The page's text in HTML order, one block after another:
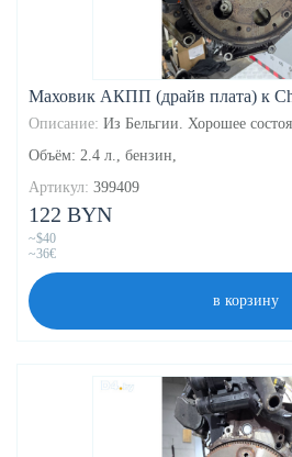
Маховик АКПП (драйв плата) к
Описание: Из Бельгии. Хорошее
Объём: 2.4 л., бензин,
Артикул: 399409
122 BYN
~$40
~36€
в корзину